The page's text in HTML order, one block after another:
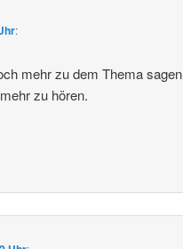
:
mehr zu dem Thema sagen
zu hören.